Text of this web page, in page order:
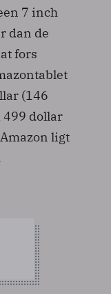
7 inch
dan de
fors
(146
499 dollar
ligt